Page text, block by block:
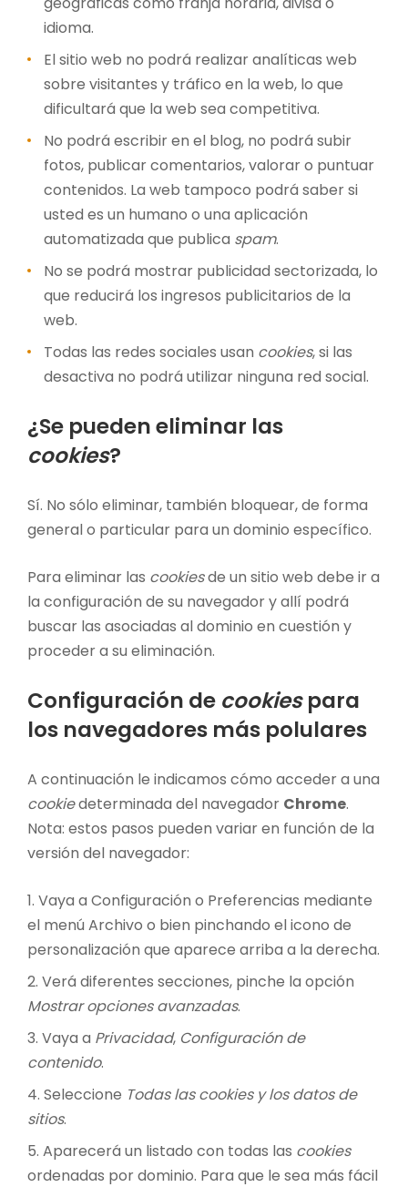
idioma.
El sitio web no podrá realizar analíticas web
sobre visitantes y tráfico en la web, lo que
dificultará que la web sea competitiva.
No podrá escribir en el blog, no podrá subir
fotos, publicar comentarios, valorar o puntuar
contenidos. La web tampoco podrá saber si
usted es un humano o una aplicación
automatizada que publica spam.
No se podrá mostrar publicidad sectorizada, lo
que reducirá los ingresos publicitarios de la
web.
Todas las redes sociales usan cookies, si las
desactiva no podrá utilizar ninguna red social.
¿Se pueden eliminar las
cookies?
Sí. No sólo eliminar, también bloquear, de forma
general o particular para un dominio específico.
Para eliminar las cookiesde un sitio web debe ir a
la configuración de su navegador y allí podrá
buscar las asociadas al dominio en cuestión y
proceder a su eliminación.
Configuración de cookiespara
los navegadores más polulares
A continuación le indicamos cómo acceder a una
cookiedeterminada del navegador Chrome.
Nota: estos pasos pueden variar en función de la
versión del navegador:
Vaya a Configuración o Preferencias mediante
el menú Archivo o bien pinchando el icono de
personalización que aparece arriba a la derecha.
Verá diferentes secciones, pinche la opción
Mostrar opciones avanzadas.
Vaya a Privacidad, Configuración de
contenido.
Seleccione Todas lascookiesy los datos de
sitios.
Aparecerá un listado con todas las cookies
ordenadas por dominio. Para que le sea más fácil